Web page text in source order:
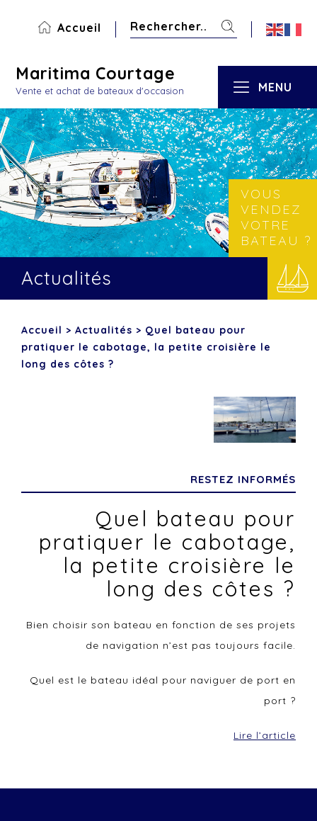
Accueil
Maritima Courtage
Vente et achat de bateaux d'occasion MENU
VOUS
VENDEZ
VOTRE
BATEAU ?
Actualités
Accueil > Actualités > Quel bateau pour
pratiquer le cabotage, la petite croisière le
long des côtes ?
RESTEZ INFORMÉS
Quel bateau pour
pratiquer le cabotage,
la petite croisière le
long des côtes ?
Bien choisir son bateau en fonction de ses projets
de navigation n’est pas toujours facile.
Quel est le bateau idéal pour naviguer de port en
port ?
Lire l’article